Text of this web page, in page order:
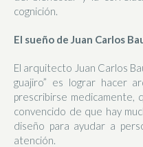
cognición.
El sueño de Juan Carlos
El arquitecto Juan Carlos
guajiro” es lograr hacer
prescribirse
convencido de que hay
diseño para ayudar a
atención.